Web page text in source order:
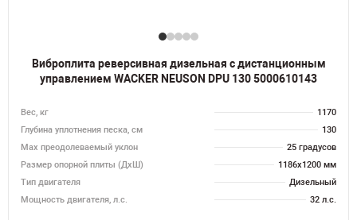
Виброплита реверсивная дизельная с дистанционным
управлением WACKER NEUSON DPU 130 5000610143
Вес, кг
1170
Глубина уплотнения песка, см
130
Max преодолеваемый уклон
25 градусов
Размер опорной плиты (ДхШ)
1186x1200 мм
Тип двигателя
Дизельный
Мощность двигателя, л.с.
32 л.с.